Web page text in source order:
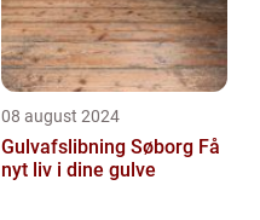
08 august 2024
Gulvafslibning Søborg Få
nyt liv i dine gulve